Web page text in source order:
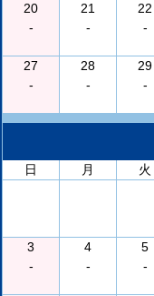
20
-
21
-
22
-
27
-
28
-
29
-
日
月 火
3
-
4
-
5
-